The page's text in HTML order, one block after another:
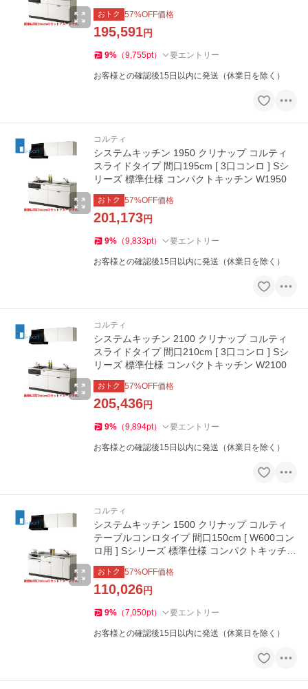
おトク 57%OFF価格
195,591円
9% （9,755pt） 要エントリー
お客様との確認後15日以内に発送（休業日を除く）
コルティ
システムキッチン 1950 クリナップ コルティ
スライドタイプ 間口195cm [ 3口コンロ ] Sシ
リーズ 標準仕様 コンパクトキッチン W1950
おトク 57%OFF価格
201,173円
9% （9,833pt） 要エントリー
お客様との確認後15日以内に発送（休業日を除く）
コルティ
システムキッチン 2100 クリナップ コルティ
スライドタイプ 間口210cm [ 3口コンロ ] Sシ
リーズ 標準仕様 コンパクトキッチン W2100
おトク 57%OFF価格
205,436円
9% （9,894pt） 要エントリー
お客様との確認後15日以内に発送（休業日を除く）
コルティ
システムキッチン 1500 クリナップ コルティ
テーブルコンロタイプ 間口150cm [ W600コン
ロ用 ] Sシリーズ 標準仕様 コンパクトキッチン
W1500
おトク 57%OFF価格
110,026円
9% （7,050pt） 要エントリー
お客様との確認後15日以内に発送（休業日を除く）